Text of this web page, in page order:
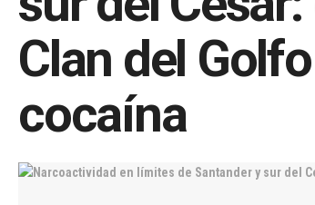
Clan del
cocaína